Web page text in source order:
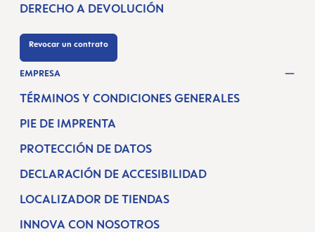
DERECHO A DEVOLUCIÓN
Revocar un contrato
EMPRESA
TÉRMINOS Y CONDICIONES GENERALES
PIE DE IMPRENTA
PROTECCIÓN DE DATOS
DECLARACIÓN DE ACCESIBILIDAD
LOCALIZADOR DE TIENDAS
INNOVA CON NOSOTROS